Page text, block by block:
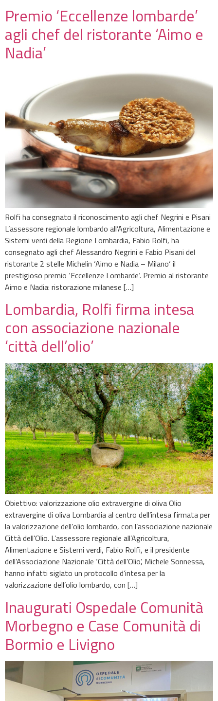
Premio ‘Eccellenze lombarde’
agli chef del ristorante ‘Aimo e
Nadia’
Rolfi ha consegnato il riconoscimento agli chef Negrini e Pisani
L’assessore regionale lombardo all’Agricoltura, Alimentazione e
Sistemi verdi della Regione Lombardia, Fabio Rolfi, ha
consegnato agli chef Alessandro Negrini e Fabio Pisani del
ristorante 2 stelle Michelin ‘Aimo e Nadia – Milano‘ il
prestigioso premio ‘Eccellenze Lombarde‘. Premio al ristorante
Aimo e Nadia: ristorazione milanese […]
Lombardia, Rolfi firma intesa
con associazione nazionale
‘città dell’olio’
Obiettivo: valorizzazione olio extravergine di oliva Olio
extravergine di oliva Lombardia al centro dell’intesa firmata per
la valorizzazione dell’olio lombardo, con l’associazione nazionale
Città dell’Olio. L’assessore regionale all’Agricoltura,
Alimentazione e Sistemi verdi, Fabio Rolfi, e il presidente
dell’Associazione Nazionale ‘Città dell’Olio’, Michele Sonnessa,
hanno infatti siglato un protocollo d’intesa per la
valorizzazione dell’olio lombardo, con […]
Inaugurati Ospedale Comunità
Morbegno e Case Comunità di
Bormio e Livigno